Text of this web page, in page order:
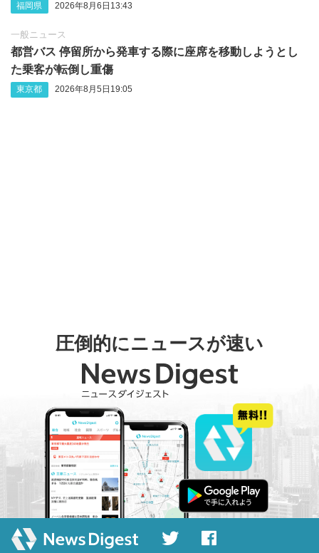
福岡県 2026年8月6日13:43
一般ニュース
都営バス 停留所から発車する際に座席を移動しようとし
た乗客が転倒し重傷
東京都 2026年8月5日19:05
圧倒的にニュースが速い